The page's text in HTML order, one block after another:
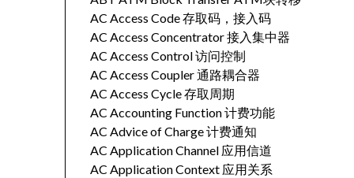
AC Access Code 存取码，接入码
AC Access Concentrator 接入集中器
AC Access Control 访问控制
AC Access Coupler 通路耦合器
AC Access Cycle 存取周期
AC Accounting Function 计费功能
AC Advice of Charge 计费通知
AC Application Channel 应用信道
AC Application Context 应用关系